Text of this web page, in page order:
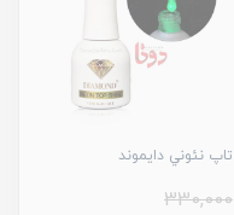
تاپ نئوني دايموند
330,000